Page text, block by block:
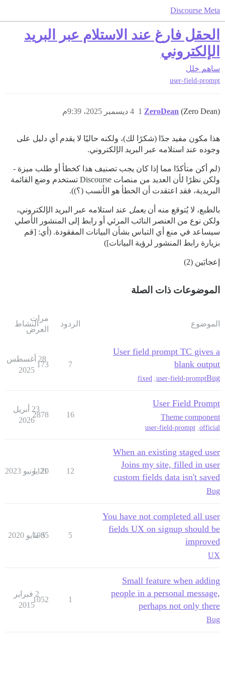
Discourse Meta
الحقل فارغ عند الاستلام عبر البريد
الإلكتروني
ساهم خلل
user-field-prompt
ZeroDean (Zero Dean) 4 ديسمبر 2025، 9:39م 1
هذا مكون مفيد جدًا (شكرًا لك)، ولكنه حاليًا لا يقدم أي دليل على
وجوده عند استلامه عبر البريد الإلكتروني.
(لم أكن متأكدًا مما إذا كان يجب تصنيف هذا كخطأ أو طلب ميزة -
ولكن نظرًا لأن العديد من منصات Discourse تستخدم وضع القائمة
البريدية، فقد اعتقدت أن الخطأ هو الأنسب (؟)).
بالطبع، لا يُتوقع منه أن يعمل عند استلامه عبر البريد الإلكتروني،
ولكن نوع من العنصر النائب المرئي أو رابط إلى المنشور الأصلي
سيساعد في منع أي التباس بشأن البيانات المفقودة. (أي: [قم
بزيارة رابط المنشور لرؤية البيانات])
إعجابَين (2)
الموضوعات ذات الصلة
الموضوع الردود
مرات
العرض
النشاط
User field prompt TC gives a
blank output
Bug
user-field-prompt
fixed
7
173
28 أغسطس
2025
User Field Prompt
Theme component
official
,
user-field-prompt
16
2878
23 أبريل
2026
When an existing staged user
Joins my site, filled in user
custom fields data isn't saved
Bug
12
1120
21 يونيو 2023
You have not completed all user
fields UX on signup should be
improved
UX
5
1985
5 مايو 2020
Small feature when adding
people in a personal message,
perhaps not only there
Bug
1
1052
2 فبراير
2015